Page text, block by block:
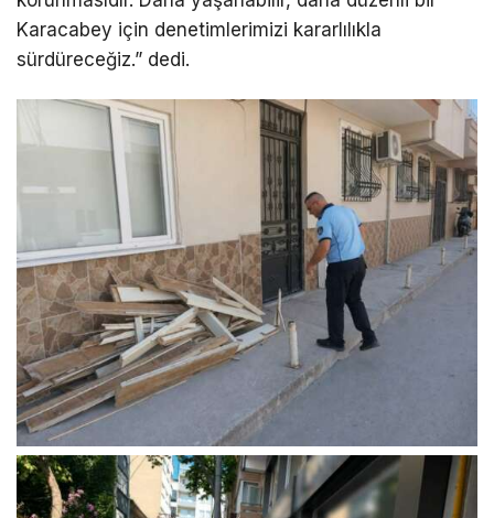
Karacabey için denetimlerimizi kararlılıkla
sürdüreceğiz.” dedi.